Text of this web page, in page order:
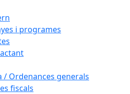
i programes
/ Ordenances generals
fiscals